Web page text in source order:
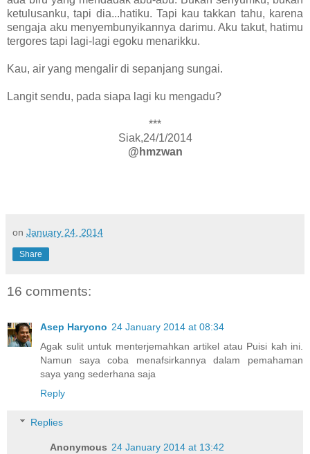
ketulusanku, tapi dia...hatiku. Tapi kau takkan tahu, karena
sengaja aku menyembunyikannya darimu. Aku takut, hatimu
tergores tapi lagi-lagi egoku menarikku.
Kau, air yang mengalir di sepanjang sungai.
Langit sendu, pada siapa lagi ku mengadu?
***
Siak,24/1/2014
@hmzwan
on January 24, 2014
Share
16 comments:
Asep Haryono 24 January 2014 at 08:34
Agak sulit untuk menterjemahkan artikel atau Puisi kah ini.
Namun saya coba menafsirkannya dalam pemahaman
saya yang sederhana saja
Reply
Replies
Anonymous 24 January 2014 at 13:42